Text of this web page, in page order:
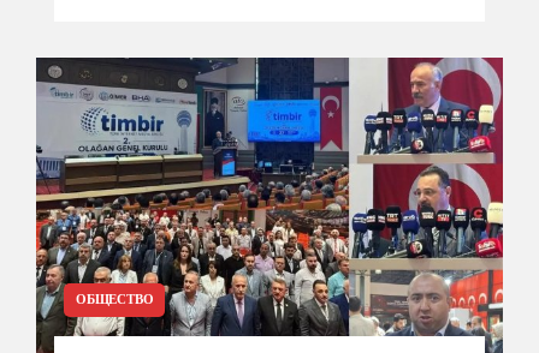
ОБЩЕСТВО